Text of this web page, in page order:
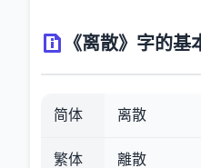
《离散》字的基
简体 离散
繁体
離散